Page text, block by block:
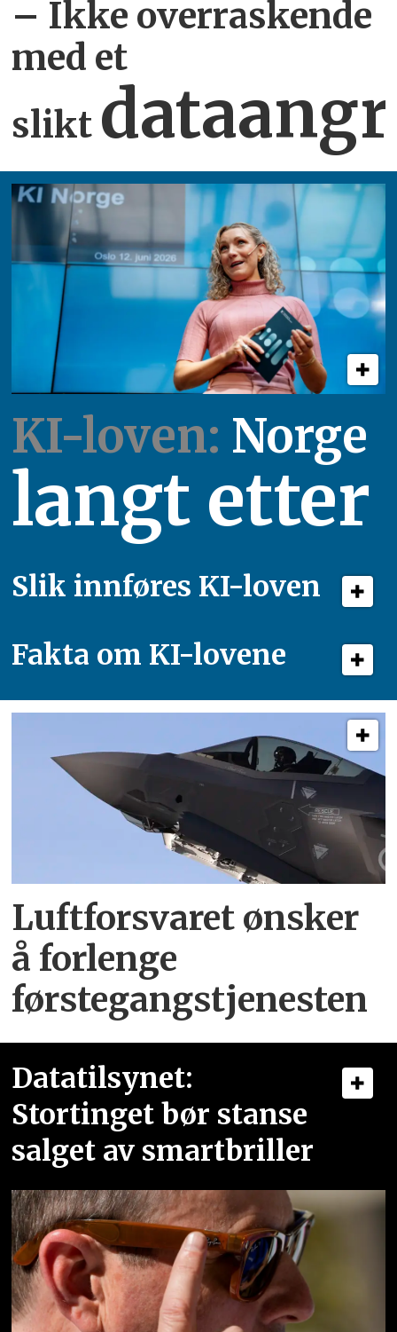
– Ikke overraskende
med et
slikt
KI-loven: Norge
langt etter
Slik innføres KI-loven
Fakta om KI-lovene
Luftforsvaret ønsker
å forlenge
førstegangstjenesten
Datatilsynet:
Stortinget bør stanse
salget av smartbriller